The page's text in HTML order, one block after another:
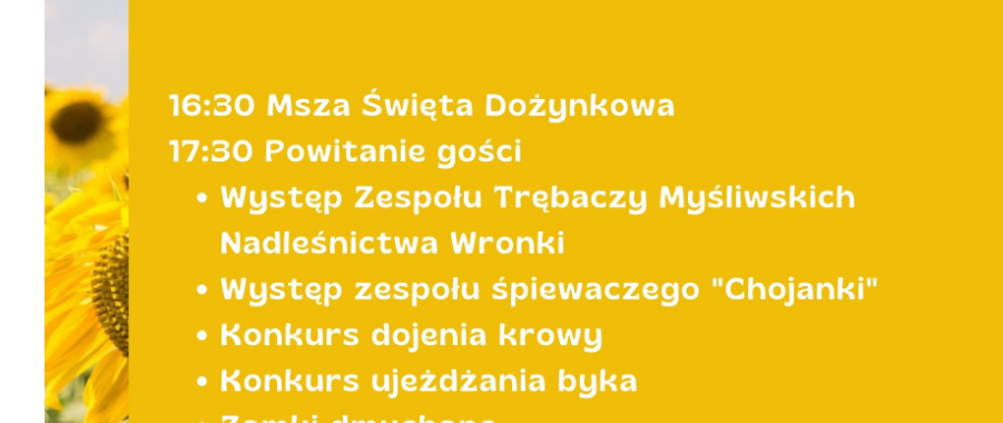
Ustawienia
Szanujemy Twoją prywatność. Możesz zmienić ustawienia cookies lub zaakceptować
je wszystkie. W dowolnym momencie możesz dokonać zmiany swoich ustawień.
Niezbędne
Niezbędne pliki cookies służą do prawidłowego funkcjonowania strony internetowej
i umożliwiają Ci komfortowe korzystanie z oferowanych przez nas usług.
Pliki cookies odpowiadają na podejmowane przez Ciebie działania w celu m.in.
dostosowania Twoich ustawień preferencji prywatności, logowania czy wypełniania
Więcej